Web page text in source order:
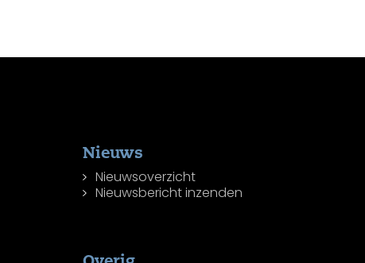
Nieuws
Nieuwsoverzicht
Nieuwsbericht inzenden